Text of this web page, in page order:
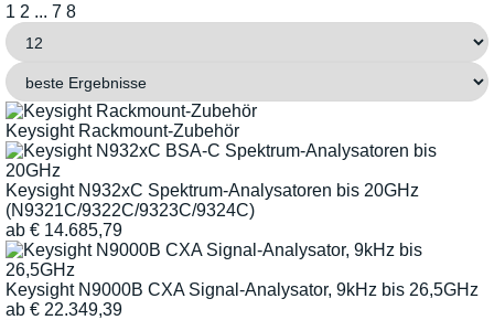
1 2 ... 7 8
Keysight Rackmount-Zubehör
Keysight N932xC Spektrum-Analysatoren bis 20GHz
(N9321C/9322C/9323C/9324C)
ab € 14.685,79
Keysight N9000B CXA Signal-Analysator, 9kHz bis 26,5GHz
ab € 22.349,39